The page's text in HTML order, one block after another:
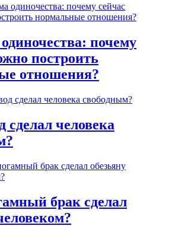
почему
построить
отношения?
сделал человека
брак сделал